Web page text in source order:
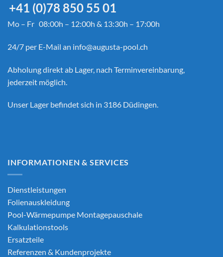
+41 (0)78 850 55 01
Mo – Fr 08:00h – 12:00h & 13:30h – 17:00h
24/7 per E-Mail an info@augusta-pool.ch
Abholung direkt ab Lager, nach Terminvereinbarung,
jederzeit möglich.
Unser Lager befindet sich in 3186 Düdingen.
INFORMATIONEN & SERVICES
Dienstleistungen
Folienauskleidung
Pool-Wärmepumpe Montagepauschale
Kalkulationstools
Ersatzteile
Referenzen & Kundenprojekte